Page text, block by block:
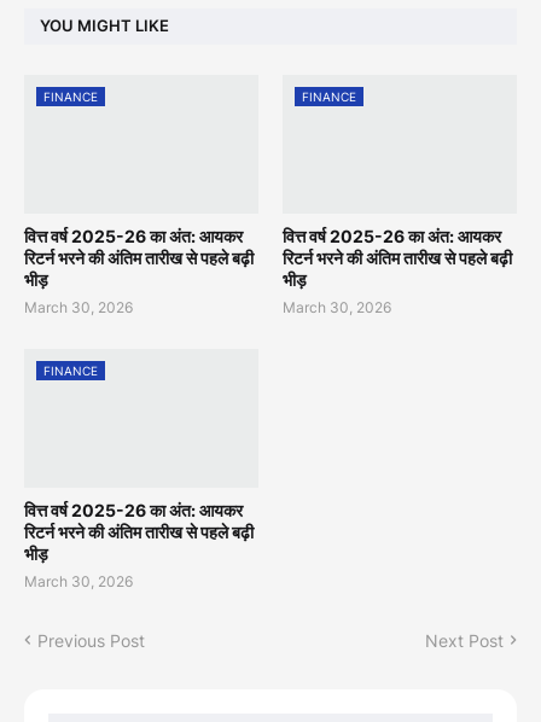
YOU MIGHT LIKE
FINANCE
वित्त वर्ष 2025-26 का अंत: आयकर
रिटर्न भरने की अंतिम तारीख से पहले बढ़ी
भीड़
March 30, 2026
FINANCE
वित्त वर्ष 2025-26 का अंत: आयकर
रिटर्न भरने की अंतिम तारीख से पहले बढ़ी
भीड़
March 30, 2026
FINANCE
वित्त वर्ष 2025-26 का अंत: आयकर
रिटर्न भरने की अंतिम तारीख से पहले बढ़ी
भीड़
March 30, 2026
Previous Post Next Post